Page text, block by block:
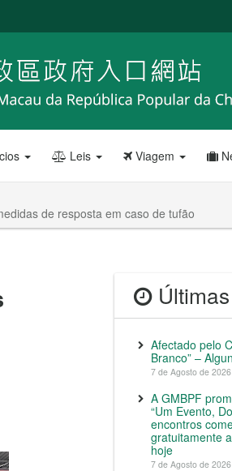
Leis Viagem
de resposta em caso de tufão
Afectado pelo
Branco” –
7 de Agosto de
A GMBPF
“Um Evento,
encontros
gratuitamente
hoje
7 de Agosto de